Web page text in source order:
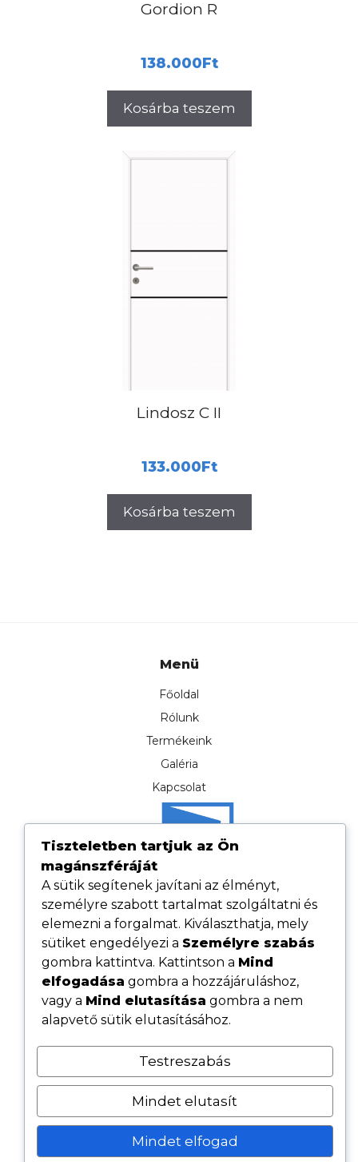
Gordion R
138.000Ft
Kosárba teszem
Lindosz C II
133.000Ft
Kosárba teszem
Menü
Főoldal
Rólunk
Termékeink
Galéria
Kapcsolat
Hasznos linkek
Adatvédelmi tájékoztató
Cookie tájékoztató
Kövess minket közösségi oldalainkon
Tiszteletben tartjuk az Ön
magánszféráját
A sütik segítenek javítani az élményt,
személyre szabott tartalmat szolgáltatni és
elemezni a forgalmat. Kiválaszthatja, mely
sütiket engedélyezi a Személyre szabás
gombra kattintva. Kattintson a Mind
elfogadása gombra a hozzájáruláshoz,
vagy a Mind elutasítása gombra a nem
alapvető sütik elutasításához.
Testreszabás
Mindet elutasít
Mindet elfogad